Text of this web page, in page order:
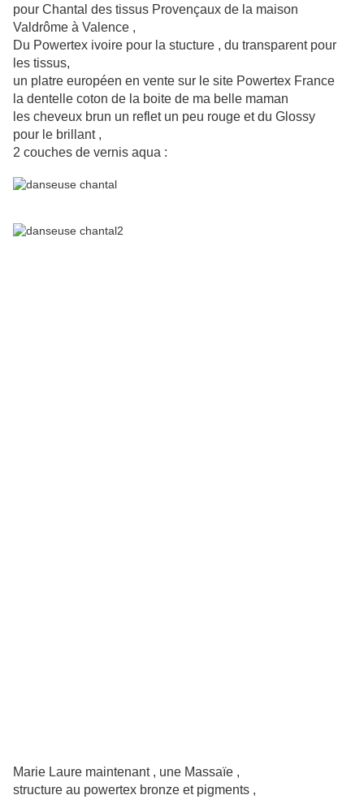
pour Chantal des tissus Provençaux de la maison
Valdrôme à Valence ,
Du Powertex ivoire pour la stucture , du transparent pour
les tissus,
un platre européen en vente sur le site Powertex France
la dentelle coton de la boite de ma belle maman
les cheveux brun un reflet un peu rouge et du Glossy
pour le brillant ,
2 couches de vernis aqua :
Marie Laure maintenant , une Massaïe ,
structure au powertex bronze et pigments ,